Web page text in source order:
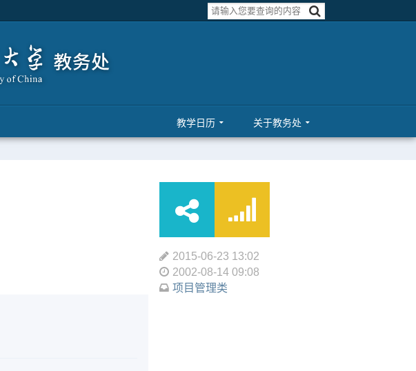
教学日历 关于教务处
2015-06-23 13:02
2002-08-14 09:08
项目管理类